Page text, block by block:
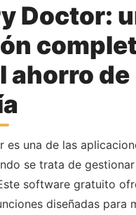
Doctor:
ahorro de
es una de las
se trata de
software gratuito
diseñadas para